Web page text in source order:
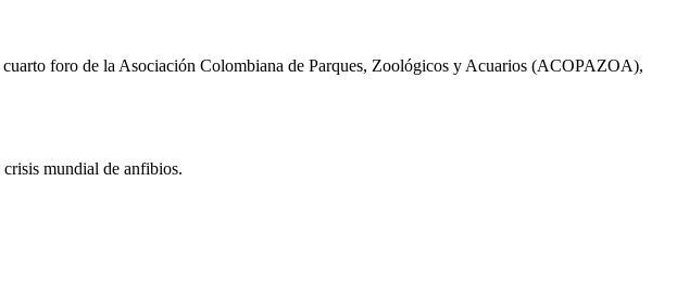
foro de la Asociación Colombiana de Parques, Zoológicos y Acuarios (ACOPAZOA),
mundial de anfibios.